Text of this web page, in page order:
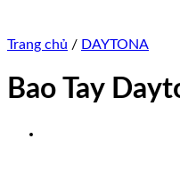
Trang chủ / DAYTONA
Bao Tay